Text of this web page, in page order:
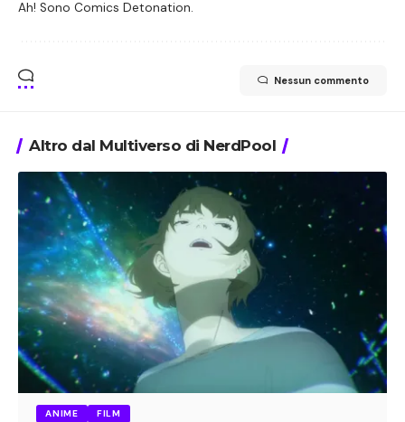
Ah! Sono Comics Detonation.
Nessun commento
Altro dal Multiverso di NerdPool
ANIME FILM